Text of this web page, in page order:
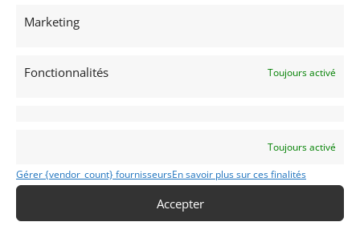
Marketing
Fonctionnalités Toujours activé
Toujours activé
Gérer {vendor_count} fournisseursEn savoir plus sur ces finalités
Accepter
Voitures de collection